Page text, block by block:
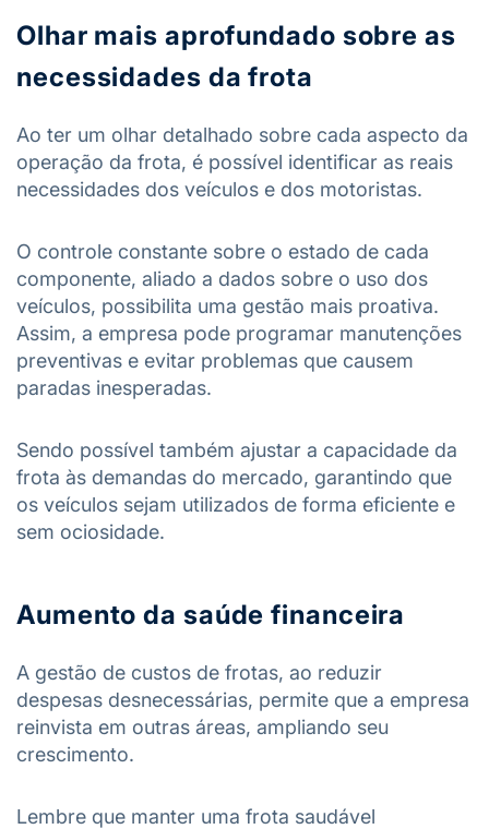
Olhar mais aprofundado sobre as
necessidades da frota
Ao ter um olhar detalhado sobre cada aspecto da
operação da frota, é possível identificar as reais
necessidades dos veículos e dos motoristas.
O controle constante sobre o estado de cada
componente, aliado a dados sobre o uso dos
veículos, possibilita uma gestão mais proativa.
Assim, a empresa pode programar manutenções
preventivas e evitar problemas que causem
paradas inesperadas.
Sendo possível também ajustar a capacidade da
frota às demandas do mercado, garantindo que
os veículos sejam utilizados de forma eficiente e
sem ociosidade.
Aumento da saúde financeira
A gestão de custos de frotas, ao reduzir
despesas desnecessárias, permite que a empresa
reinvista em outras áreas, ampliando seu
crescimento.
Lembre que manter uma frota saudável